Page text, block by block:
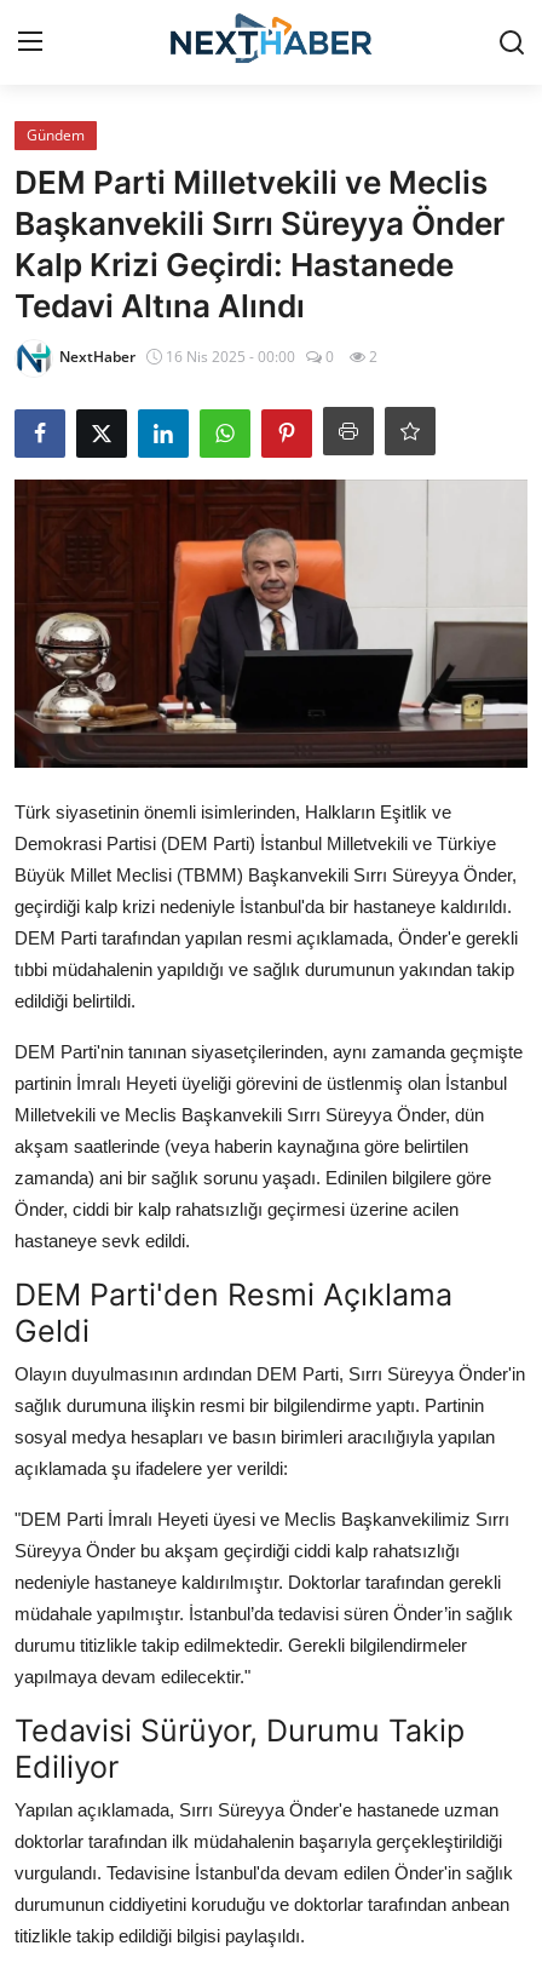
Giriş Yap
Finans
Magazin
Siyaset
Spor
Sağlık
Yerel
Video
Haber Ekle Para Kazan
İletişim
Gündem
DEM Parti Milletvekili ve Meclis
Başkanvekili Sırrı Süreyya Önder
Kalp Krizi Geçirdi: Hastanede
Tedavi Altına Alındı
NextHaber 16 Nis 2025 - 00:00 0 2
Türk siyasetinin önemli isimlerinden, Halkların Eşitlik ve
Demokrasi Partisi (DEM Parti) İstanbul Milletvekili ve Türkiye
Büyük Millet Meclisi (TBMM) Başkanvekili Sırrı Süreyya Önder,
geçirdiği kalp krizi nedeniyle İstanbul'da bir hastaneye kaldırıldı.
DEM Parti tarafından yapılan resmi açıklamada, Önder'e gerekli
tıbbi müdahalenin yapıldığı ve sağlık durumunun yakından takip
edildiği belirtildi.
DEM Parti'nin tanınan siyasetçilerinden, aynı zamanda geçmişte
partinin İmralı Heyeti üyeliği görevini de üstlenmiş olan İstanbul
Milletvekili ve Meclis Başkanvekili Sırrı Süreyya Önder, dün
akşam saatlerinde (veya haberin kaynağına göre belirtilen
zamanda) ani bir sağlık sorunu yaşadı. Edinilen bilgilere göre
Önder, ciddi bir kalp rahatsızlığı geçirmesi üzerine acilen
hastaneye sevk edildi.
DEM Parti'den Resmi Açıklama
Geldi
Olayın duyulmasının ardından DEM Parti, Sırrı Süreyya Önder'in
sağlık durumuna ilişkin resmi bir bilgilendirme yaptı. Partinin
sosyal medya hesapları ve basın birimleri aracılığıyla yapılan
açıklamada şu ifadelere yer verildi:
"DEM Parti İmralı Heyeti üyesi ve Meclis Başkanvekilimiz Sırrı
Süreyya Önder bu akşam geçirdiği ciddi kalp rahatsızlığı
nedeniyle hastaneye kaldırılmıştır. Doktorlar tarafından gerekli
müdahale yapılmıştır. İstanbul’da tedavisi süren Önder’in sağlık
durumu titizlikle takip edilmektedir. Gerekli bilgilendirmeler
yapılmaya devam edilecektir."
Tedavisi Sürüyor, Durumu Takip
Ediliyor
Yapılan açıklamada, Sırrı Süreyya Önder'e hastanede uzman
doktorlar tarafından ilk müdahalenin başarıyla gerçekleştirildiği
vurgulandı. Tedavisine İstanbul'da devam edilen Önder'in sağlık
durumunun ciddiyetini koruduğu ve doktorlar tarafından anbean
titizlikle takip edildiği bilgisi paylaşıldı.